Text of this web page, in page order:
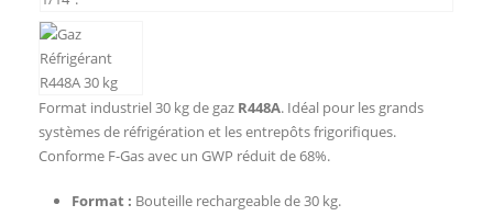
Format industriel 30 kg de gaz R448A. Idéal pour les grands
systèmes de réfrigération et les entrepôts frigorifiques.
Conforme F-Gas avec un GWP réduit de 68%.
Format : Bouteille rechargeable de 30 kg.